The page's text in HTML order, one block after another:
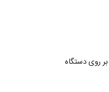
روی دستگاه